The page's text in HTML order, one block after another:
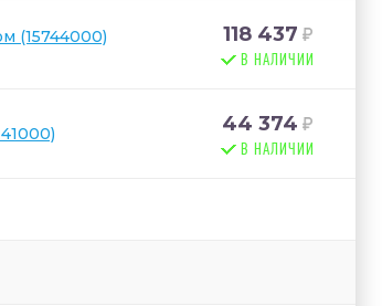
(15744000) 118 437
В НАЛИЧИИ
44 374
В НАЛИЧИИ